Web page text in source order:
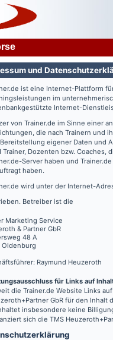
und
ist eine Internet-Plattform
im
Internet-
von Trainer.de im Sinne einer
die nach Trainern und
eigener Daten und
Trainer, Dozenten bzw.
-Server haben und Trainer.de
haben.
wird unter der Internet-
Betreiber ist die
Marketing Service
& Partner GbR
48 A
Oldenburg
Raymund Heuzeroth
für Links auf
die Trainer.de Website Links
GbR für den Inhalt
insbesondere keine
sich die TMS